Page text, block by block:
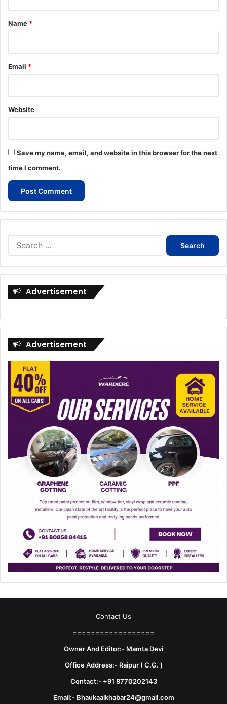
*
Name *
Email *
Website
Save my name, email, and website in this browser for the next
time I comment.
Search
Advertisement
Advertisement
Contact Us
==================
Owner And Editor:- Mamta Devi
Office Address:- Raipur ( C.G. )
Contact:- +91 8770202143
Email:- Bhaukaalkhabar24@gmail.com